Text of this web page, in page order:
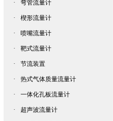
· 弯管流量计
· 楔形流量计
· 喷嘴流量计
· 靶式流量计
· 节流装置
· 热式气体质量流量计
· 一体化孔板流量计
· 超声波流量计